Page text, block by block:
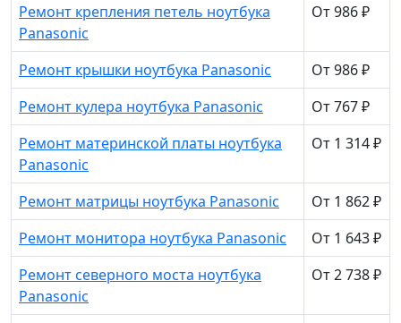
Ремонт крепления петель ноутбука
Panasonic
От 986 ₽
Ремонт крышки ноутбука Panasonic
От 986 ₽
Ремонт кулера ноутбука Panasonic
От 767 ₽
Ремонт материнской платы ноутбука
Panasonic
От 1 314 ₽
Ремонт матрицы ноутбука Panasonic
От 1 862 ₽
Ремонт монитора ноутбука Panasonic
От 1 643 ₽
Ремонт северного моста ноутбука
Panasonic
От 2 738 ₽